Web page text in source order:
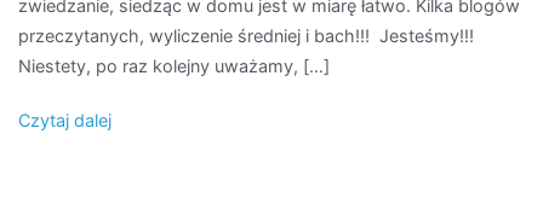
zwiedzanie, siedząc w domu jest w miarę łatwo. Kilka blogów
przeczytanych, wyliczenie średniej i bach!!! Jesteśmy!!!
Niestety, po raz kolejny uważamy, […]
Czytaj dalej